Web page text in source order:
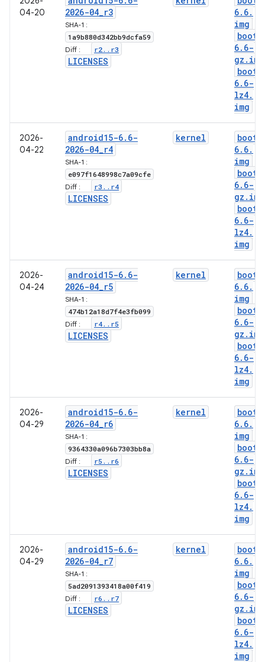
04-20
2026-04_r3
SHA-1 :
1a9b880d342bb9dcfa59
Diff : r2. . r3
LICENSES
6. 6.
img
boot-
6. 6-
gz . img
boot-
6. 6-
lz4.
img
2026-
04-22
android15-6. 6-
2026-04_r4
SHA-1 :
e097f1648998c7a09cfe
Diff : r3 . . r4
LICENSES
kernel
boot-
6. 6.
img
boot-
6. 6-
gz . img
boot-
6. 6-
lz4.
img
2026-
04-24
android15-6. 6-
2026-04_r5
SHA-1 :
474b12a18d7f4e3fb099
Diff : r4. . r5
LICENSES
kernel
boot-
6. 6.
img
boot-
6. 6-
gz . img
boot-
6. 6-
lz4.
img
2026-
04-29
android15-6. 6-
2026-04_r6
SHA-1 :
9364330a096b7303bb8a
Diff : r5 . . r6
LICENSES
kernel
boot-
6. 6.
img
boot-
6. 6-
gz . img
boot-
6. 6-
lz4.
img
2026-
04-29
android15-6. 6-
2026-04_r7
SHA-1 :
5ad2091393418a00f419
Diff : r6 . . r7
LICENSES
kernel
boot-
6. 6.
img
boot-
6. 6-
gz . img
boot-
6. 6-
lz4.
img